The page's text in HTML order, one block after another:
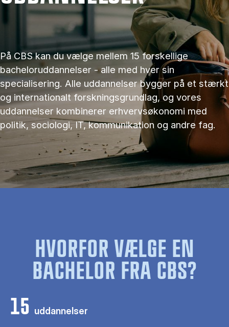
På CBS kan du vælge mellem 15 forskellige
bacheloruddannelser - alle med hver sin
specialisering. Alle uddannelser bygger på et stærkt
og internationalt forskningsgrundlag, og vores
uddannelser kombinerer erhvervsøkonomi med
politik, sociologi, IT, kommunikation og andre fag.
HVORFOR VÆLGE EN
BACHELOR FRA CBS?
15 uddannelser